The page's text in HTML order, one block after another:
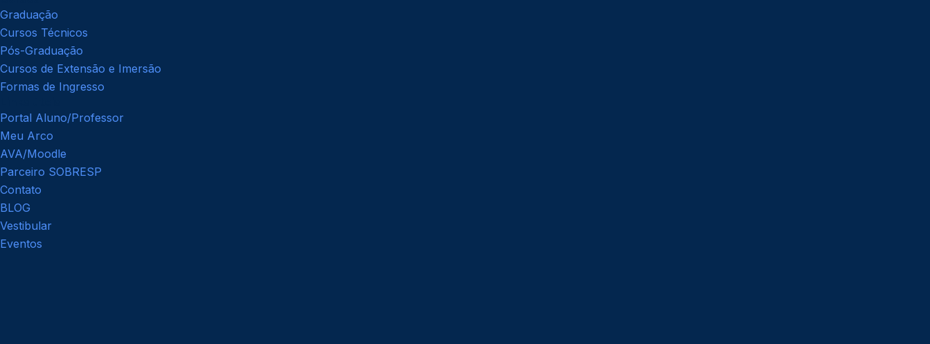
Graduação
Cursos Técnicos
Pós-Graduação
Cursos de Extensão e Imersão
Formas de Ingresso
Portal Aluno/Professor
Meu Arco
AVA/Moodle
Parceiro SOBRESP
Contato
BLOG
Vestibular
Eventos